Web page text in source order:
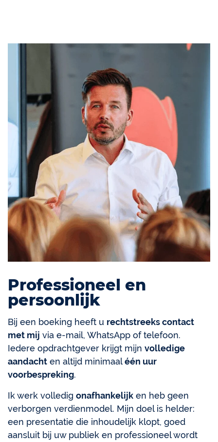
Professioneel en
persoonlijk
Bij een boeking heeft u rechtstreeks contact
met mij via e-mail, WhatsApp of telefoon.
Iedere opdrachtgever krijgt mijn volledige
aandacht en altijd minimaaléén uur
voorbespreking.
Ik werk volledig onafhankelijk en heb geen
verborgen verdienmodel. Mijn doel is helder:
een presentatie die inhoudelijk klopt, goed
aansluit bij uw publiek en professioneel wordt